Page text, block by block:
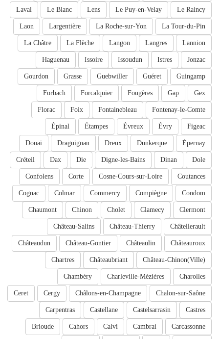
Le Raincy
Le Puy-en-Velay
Lens
Le Blanc
Laval
La Tour-du-Pin
La Roche-sur-Yon
Largentière
Laon
Lannion
Langres
Langon
La Flèche
La Châtre
Jonzac
Istres
Issoudun
Issoire
Haguenau
Guingamp
Guéret
Guebwiller
Grasse
Gourdon
Gex
Gap
Fougères
Forcalquier
Forbach
Fontenay-le-Comte
Fontainebleau
Foix
Florac
Figeac
Évry
Évreux
Étampes
Épinal
Épernay
Dunkerque
Dreux
Draguignan
Douai
Dole
Dinan
Digne-les-Bains
Die
Dax
Créteil
Coutances
Cosne-Cours-sur-Loire
Corte
Confolens
Condom
Compiègne
Commercy
Colmar
Cognac
Clermont
Clamecy
Cholet
Chinon
Chaumont
Châtellerault
Château-Thierry
Château-Salins
Châteauroux
Châteaulin
Château-Gontier
Châteaudun
Château-Chinon(Ville)
Châteaubriant
Chartres
Charolles
Charleville-Mézières
Chambéry
Chalon-sur-Saône
Châlons-en-Champagne
Cergy
Ceret
Castres
Castelsarrasin
Castellane
Carpentras
Carcassonne
Cambrai
Calvi
Cahors
Brioude